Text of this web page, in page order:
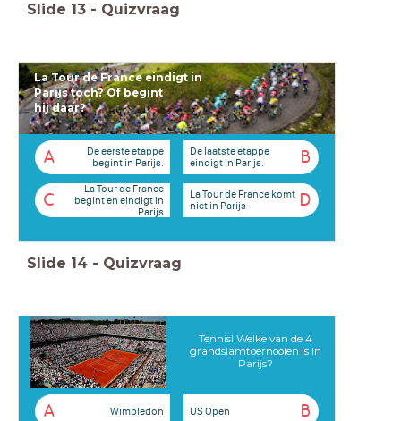
Slide 13 - Quizvraag
La Tour de France eindigt in
Parijs toch? Of begint
hij daar?
A
De eerste etappe
begint in Parijs.
B
De laatste etappe
eindigt in Parijs.
C
La Tour de France
begint en eindigt in
Parijs
D
La Tour de France komt
niet in Parijs
Slide 14 - Quizvraag
Tennis! Welke van de 4
grandslamtoernooien is in
Parijs?
A Wimbledon B
US Open